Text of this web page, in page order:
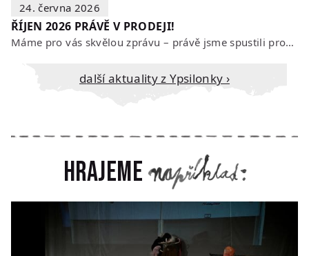
24. června 2026
ŘÍJEN 2026 PRÁVĚ V PRODEJI!
Máme pro vás skvělou zprávu – právě jsme spustili prodej vstupenek na říjen…
Další aktuality z Ypsilonky ›
Hrajeme